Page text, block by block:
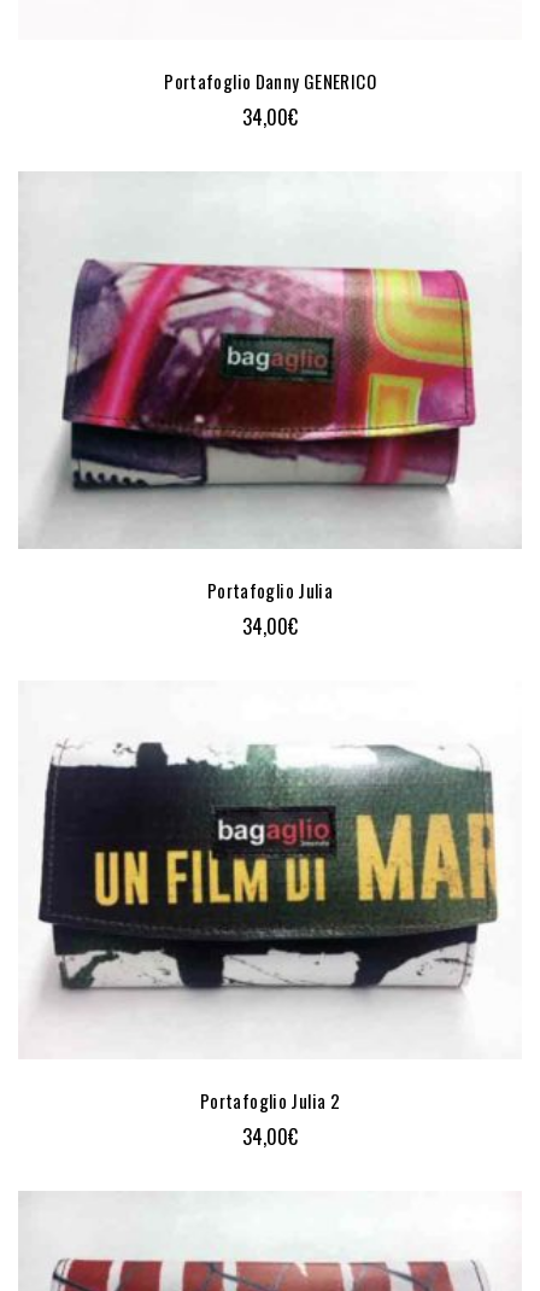
Portafoglio Danny GENERICO
34,00€
Portafoglio Julia
34,00€
Portafoglio Julia 2
34,00€